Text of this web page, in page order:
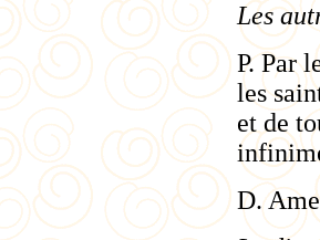
Les
P. Par
les
et de
D.